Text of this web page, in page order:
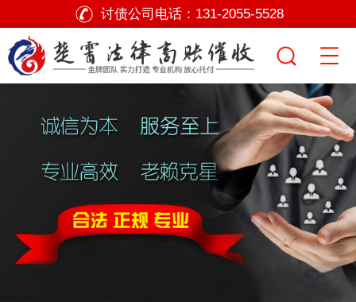
讨债公司电话： 131-2055-5528